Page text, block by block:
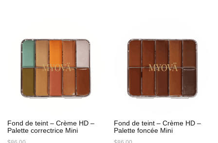
Fond de teint – Crème HD –
Palette correctrice Mini
Fond de teint – Crème HD –
Palette foncée Mini